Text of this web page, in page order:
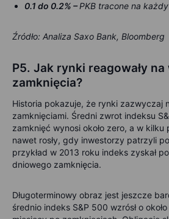
0.1 do 0.2% –PKB tracone na
Źródło: Analiza Saxo Bank, Bloomberg
P5. Jak rynki reagowały
zamknięcia?
Historia pokazuje, że rynki zazwyczaj
zamknięciami. Średni zwrot indeksu
zamknięć wynosi około zero, a w
nawet rosły, gdy inwestorzy patrzyli
przykład w 2013 roku indeks zyskał
dniowego zamknięcia.
Długoterminowy obraz jest jeszcze
średnio indeks S&P 500 wzrósł o